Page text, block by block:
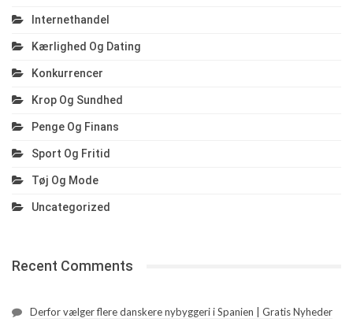
Internethandel
Kærlighed Og Dating
Konkurrencer
Krop Og Sundhed
Penge Og Finans
Sport Og Fritid
Tøj Og Mode
Uncategorized
Recent Comments
Derfor vælger flere danskere nybyggeri i Spanien | Gratis Nyheder